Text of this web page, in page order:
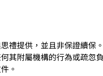
禮提供，並且非保證續保
其附屬機構的行為或疏忽
。